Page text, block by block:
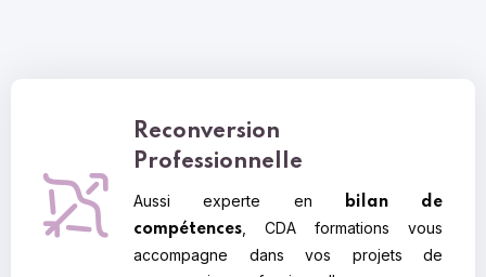
Reconversion
Professionnelle
Aussi experte en
bilan de
compétences, CDA formations vous
accompagne dans vos projets de